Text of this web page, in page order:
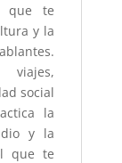
que te
y la
viajes,
social
la
y la
que te